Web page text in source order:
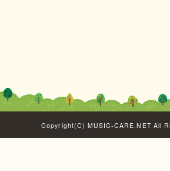
Copyright(C) MUSIC-CARE.NET All